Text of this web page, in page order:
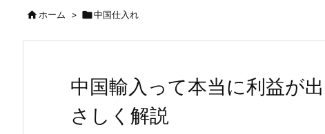
ホーム > 中国仕入れ
中国輸入って本当に利益が
さしく解説